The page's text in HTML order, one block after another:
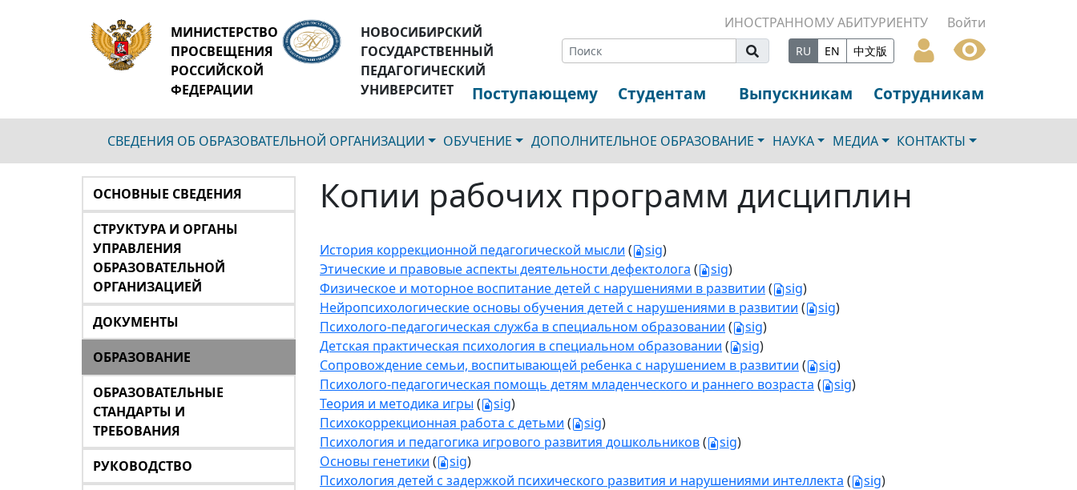
МИНИСТЕРСТВО
ПРОСВЕЩЕНИЯ
РОССИЙСКОЙ
ФЕДЕРАЦИИ
НОВОСИБИРСКИЙ
ГОСУДАРСТВЕННЫЙ
ПЕДАГОГИЧЕСКИЙ
УНИВЕРСИТЕТ
ИНОСТРАННОМУ АБИТУРИЕНТУ Войти
RU EN 中文版
Поступающему Студентам Выпускникам Сотрудникам
СВЕДЕНИЯ ОБ ОБРАЗОВАТЕЛЬНОЙ ОРГАНИЗАЦИИ ОБУЧЕНИЕ ДОПОЛНИТЕЛЬНОЕ ОБРАЗОВАНИЕ НАУКА МЕДИА КОНТАКТЫ
ОСНОВНЫЕ СВЕДЕНИЯ
СТРУКТУРА И ОРГАНЫ
УПРАВЛЕНИЯ
ОБРАЗОВАТЕЛЬНОЙ
ОРГАНИЗАЦИЕЙ
ДОКУМЕНТЫ
ОБРАЗОВАНИЕ
ОБРАЗОВАТЕЛЬНЫЕ
СТАНДАРТЫ И
ТРЕБОВАНИЯ
РУКОВОДСТВО
Копии рабочих программ дисциплин
История коррекционной педагогической мысли ( sig)
Этические и правовые аспекты деятельности дефектолога ( sig)
Физическое и моторное воспитание детей с нарушениями в развитии ( sig)
Нейропсихологические основы обучения детей с нарушениями в развитии ( sig)
Психолого-педагогическая служба в специальном образовании ( sig)
Детская практическая психология в специальном образовании ( sig)
Сопровождение семьи, воспитывающей ребенка с нарушением в развитии ( sig)
Психолого-педагогическая помощь детям младенческого и раннего возраста ( sig)
Теория и методика игры ( sig)
Психокоррекционная работа с детьми ( sig)
Психология и педагогика игрового развития дошкольников( sig)
Основы генетики ( sig)
Психология детей с задержкой психического развития и нарушениями интеллекта ( sig)